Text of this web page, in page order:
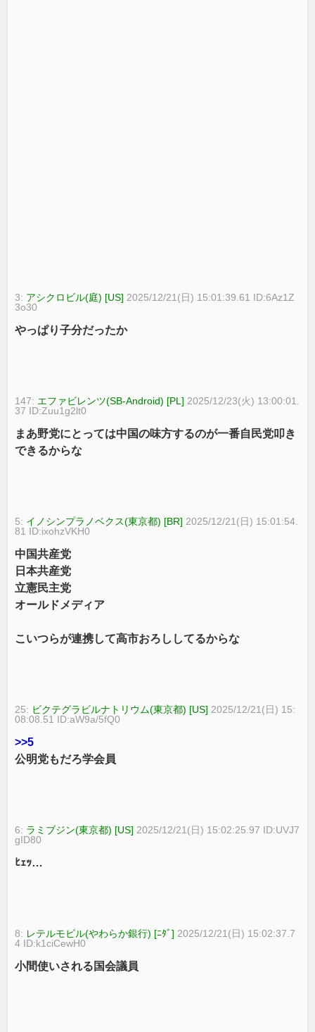
3: アシクロビル(庭) [US] 2025/12/21(日) 15:01:39.61 ID:6Az1Z
3o30
やっぱり子分だったか
147: エファビレンツ(SB-Android) [PL] 2025/12/23(火) 13:00:01.
37 ID:Zuu1g2lt0
まあ野党にとっては中国の味方するのが一番自民党叩き
できるからな
5: イノシンプラノベクス(東京都) [BR] 2025/12/21(日) 15:01:54.
81 ID:ixohzVKH0
中国共産党
日本共産党
立憲民主党
オールドメディア
こいつらが連携して高市おろししてるからな
25: ビクテグラビルナトリウム(東京都) [US] 2025/12/21(日) 15:
08:08.51 ID:aW9a/5fQ0
>>5
公明党もだろ学会員
6: ラミブジン(東京都) [US] 2025/12/21(日) 15:02:25.97 ID:UVJ7
gID80
ﾋｪｯ…
8: レテルモビル(やわらか銀行) [ﾆﾀﾞ] 2025/12/21(日) 15:02:37.7
4 ID:k1ciCewH0
小間使いされる国会議員